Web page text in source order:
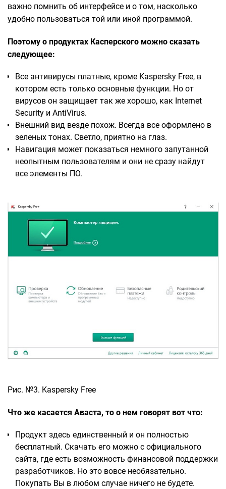
важно помнить об интерфейсе и о том, насколько
удобно пользоваться той или иной программой.
Поэтому о продуктах Касперского можно сказать
следующее:
Все антивирусы платные, кроме Kaspersky Free, в
котором есть только основные функции. Но от
вирусов он защищает так же хорошо, как Internet
Security и AntiVirus.
Внешний вид везде похож. Всегда все оформлено в
зеленых тонах. Светло, приятно на глаз.
Навигация может показаться немного запутанной
неопытным пользователям и они не сразу найдут
все элементы ПО.
Рис. №3. Kaspersky Free
Что же касается Аваста, то о нем говорят вот что:
Продукт здесь единственный и он полностью
бесплатный. Скачать его можно с официального
сайта, где есть возможность финансовой поддержки
разработчиков. Но это вовсе необязательно.
Покупать Вы в любом случае ничего не будете.